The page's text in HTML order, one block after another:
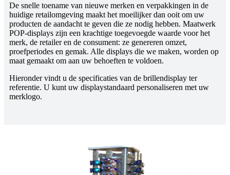
De snelle toename van nieuwe merken en verpakkingen in de
huidige retailomgeving maakt het moeilijker dan ooit om uw
producten de aandacht te geven die ze nodig hebben. Maatwerk
POP-displays zijn een krachtige toegevoegde waarde voor het
merk, de retailer en de consument: ze genereren omzet,
proefperiodes en gemak. Alle displays die we maken, worden op
maat gemaakt om aan uw behoeften te voldoen.
Hieronder vindt u de specificaties van de brillendisplay ter
referentie. U kunt uw displaystandaard personaliseren met uw
merklogo.